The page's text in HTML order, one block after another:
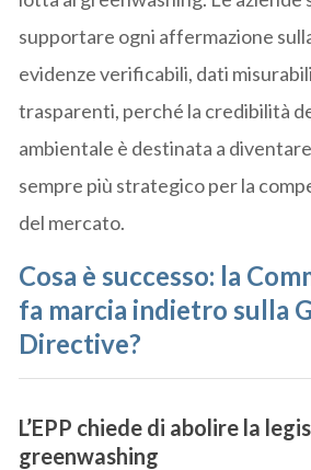
supportare ogni affermazione
evidenze verificabili, dati
trasparenti, perché la credibilità
ambientale è destinata a
sempre più strategico per la
del mercato.
Cosa è successo: la
fa marcia indietro sulla
Directive?
L’EPP chiede di abolire la
greenwashing